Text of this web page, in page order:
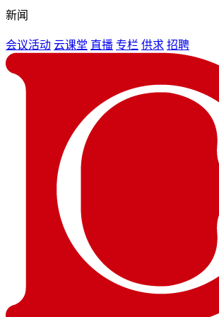
新闻
会议活动 云课堂 直播 专栏 供求 招聘